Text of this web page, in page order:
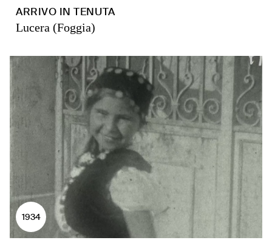
ARRIVO IN TENUTA
Lucera (Foggia)
1934